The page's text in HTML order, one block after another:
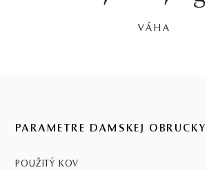
VÁHA
PARAMETRE DÁMSKEJ OBRÚČKY
POUŽITÝ KOV